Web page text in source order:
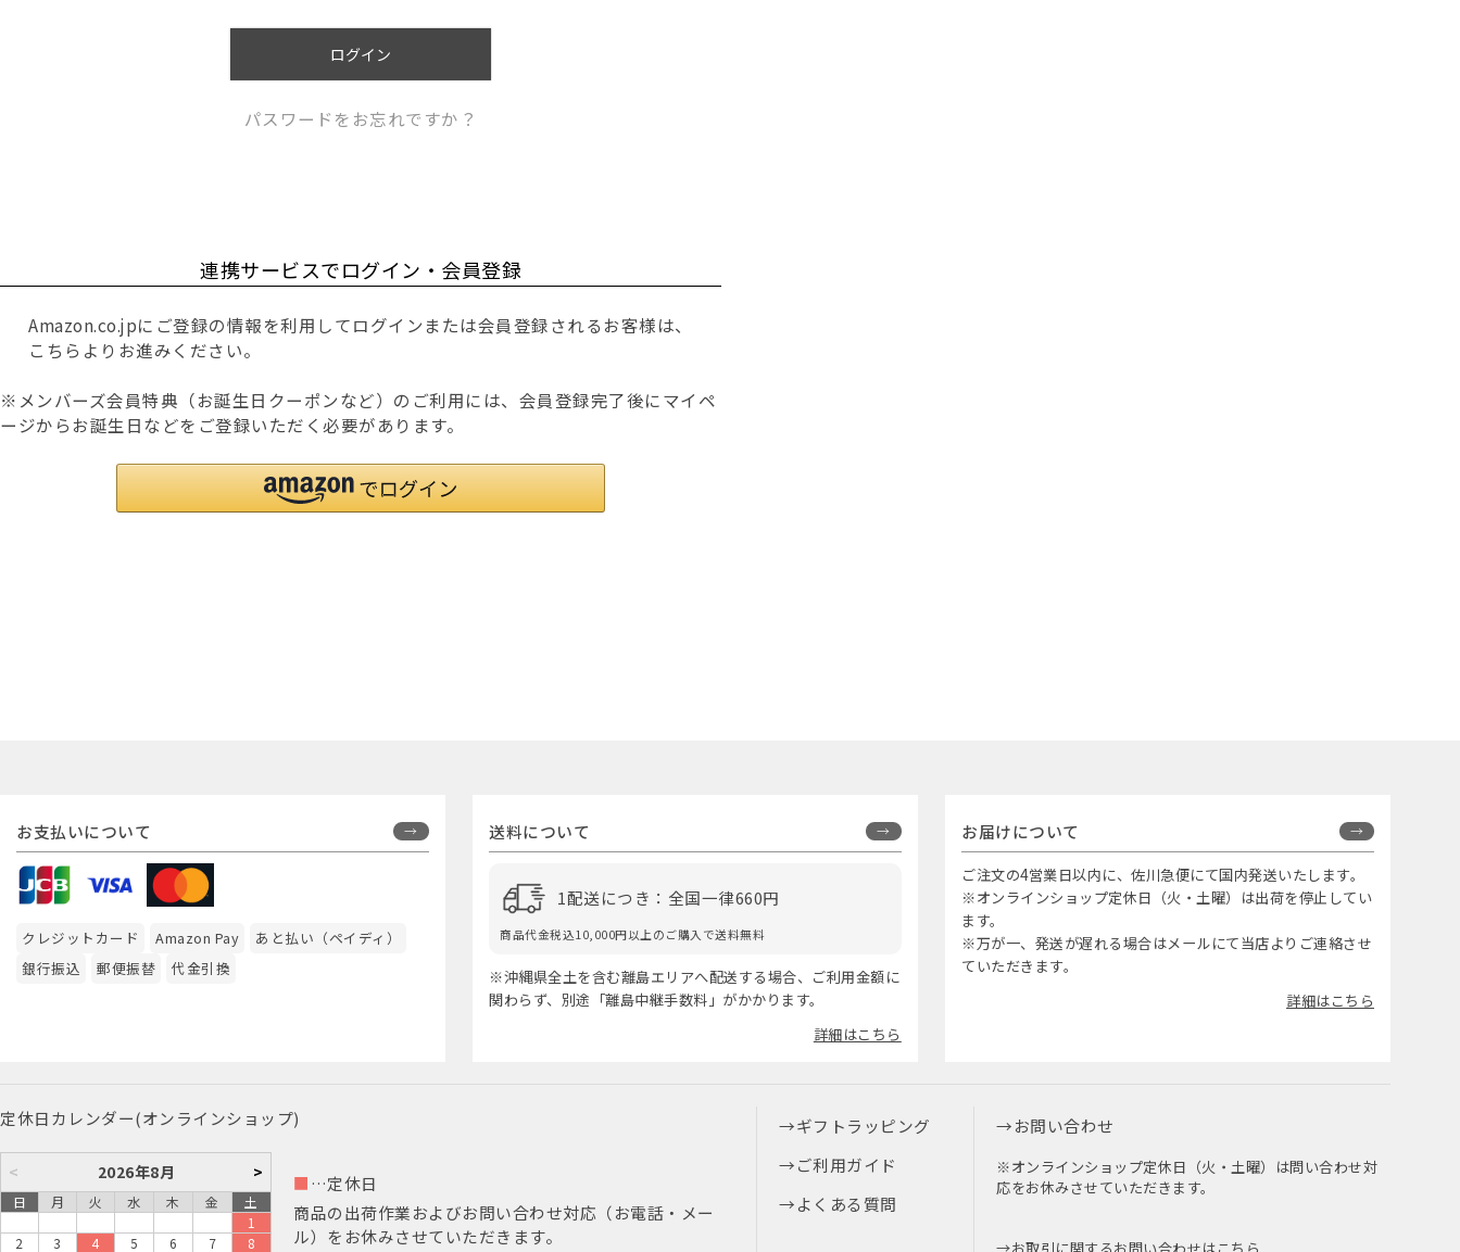
ログイン
パスワードをお忘れですか？
連携サービスでログイン・会員登録
Amazon.co.jpにご登録の情報を利用してログインまたは会員登録されるお客様は、
こちらよりお進みください。
※メンバーズ会員特典（お誕生日クーポンなど）のご利用には、会員登録完了後にマイペ
ージからお誕生日などをご登録いただく必要があります。
お支払いについて
クレジットカード Amazon Pay
あと払い（ペイディ）
銀行振込
郵便振替 代金引換
送料について
1配送につき：全国一律660円
商品代金税込10,000円以上のご購入で送料無料
※沖縄県全土を含む離島エリアへ配送する場合、ご利用金額に
関わらず、別途「離島中継手数料」がかかります。
詳細はこちら
お届けについて
ご注文の4営業日以内に、佐川急便にて国内発送いたします。
※オンラインショップ定休日（火・土曜）は出荷を停止してい
ます。
※万が一、発送が遅れる場合はメールにて当店よりご連絡させ
ていただきます。
詳細はこちら
定休日カレンダー(オンラインショップ)
< 2026年8月 >
日 月 火 水 木 金
土
1
2
3 4 5 6 7 8
■ …定休日
商品の出荷作業およびお問い合わせ対応（お電話・メー
ル）をお休みさせていただきます。
ギフトラッピング
ご利用ガイド
よくある質問
お問い合わせ
※オンラインショップ定休日（火・土曜）は問い合わせ対
応をお休みさせていただきます。
お取引に関するお問い合わせはこちら